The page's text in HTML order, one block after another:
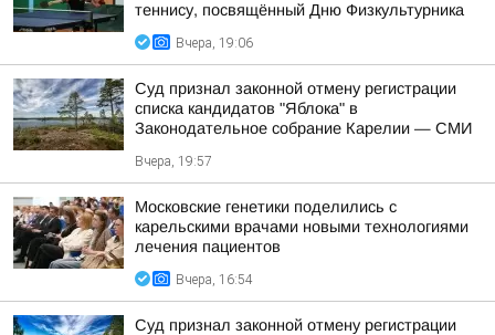
теннису, посвящённый Дню Физкультурника
Вчера, 19:06
Суд признал законной отмену регистрации
списка кандидатов "Яблока" в
Законодательное собрание Карелии — СМИ
Вчера, 19:57
Московские генетики поделились с
карельскими врачами новыми технологиями
лечения пациентов
Вчера, 16:54
Суд признал законной отмену регистрации